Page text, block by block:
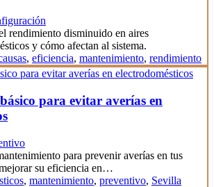
rendimiento disminuido en aires
y cómo afectan al sistema.
, eficiencia, mantenimiento, rendimiento
para evitar averías en
para prevenir averías en tus
su eficiencia en…
, mantenimiento, preventivo, Sevilla